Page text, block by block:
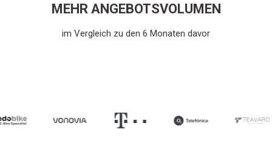
MEHR ANGEBOTSVOLUMEN
im Vergleich zu den 6 Monaten davor